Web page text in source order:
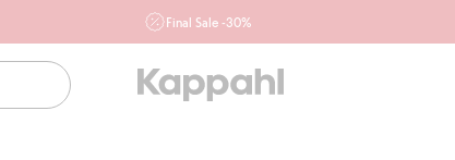
Final Sale -30%
ofertę, również z działu outlet do 10.8 w sklepach Kappahl i
Newbie oraz na kappahl.com. Ofert nie łączymy